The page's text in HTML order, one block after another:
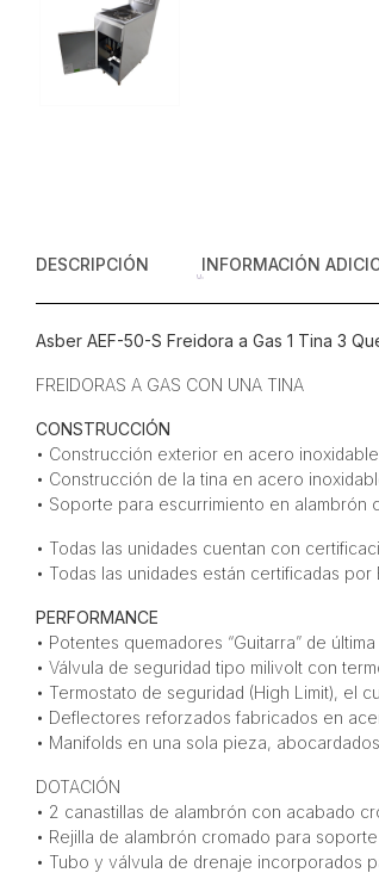
DESCRIPCIÓN INFORMACIÓN
Asber AEF-50-S Freidora a Gas 1 Tina 3
FREIDORAS A GAS CON UNA TINA
CONSTRUCCIÓN
• Construcción exterior en acero
• Construcción de la tina en acero
• Soporte para escurrimiento en alambrón
• Todas las unidades cuentan con
• Todas las unidades están certificadas por
PERFORMANCE
• Potentes quemadores “Guitarra” de
• Válvula de seguridad tipo milivolt con
• Termostato de seguridad (High Limit), el
• Deflectores reforzados fabricados en
• Manifolds en una sola pieza,
DOTACIÓN
• 2 canastillas de alambrón con acabado
• Rejilla de alambrón cromado para
• Tubo y válvula de drenaje incorporados